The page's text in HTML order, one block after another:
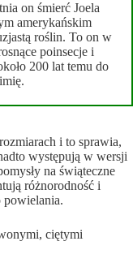
on śmierć Joela
amerykańskim
roślin. To on w
poinsecje i
200 lat temu do
i to sprawia,
występują w wersji
na świąteczne
różnorodność i
powielania.
ciętymi